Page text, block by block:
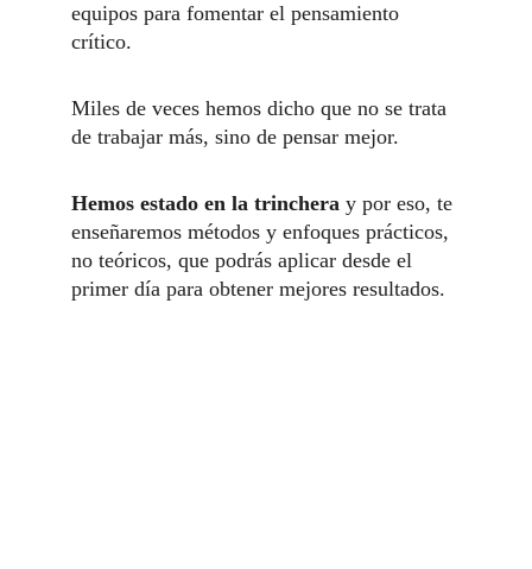
equipos para fomentar el pensamiento
crítico.
Miles de veces hemos dicho que no se trata
de trabajar más, sino de pensar mejor.
Hemos estado en la trinchera y por eso, te
enseñaremos métodos y enfoques prácticos,
no teóricos, que podrás aplicar desde el
primer día para obtener mejores resultados.